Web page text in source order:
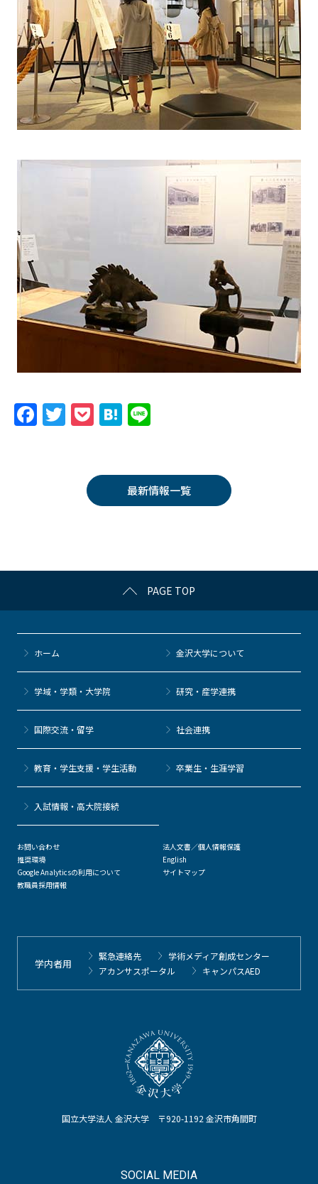
F
k
T
er
P
k
et
H
n
a
最新情報一覧
PAGE TOP
国立大学法人 金沢大学 〒920-1192 金沢市角間町
SOCIAL MEDIA
ホーム 金沢大学について
学域・学類・大学院 研究・産学連携
国際交流・留学 社会連携
教育・学生支援・学生活動 卒業生・生涯学習
⼊試情報・高大院接続
お問い合わせ
推奨環境
Google Analyticsの利用について
教職員採用情報
法人文書／個人情報保護
English
サイトマップ
学内者用
緊急連絡先
学術メディア創成センター
アカンサスポータル
キャンパスAED